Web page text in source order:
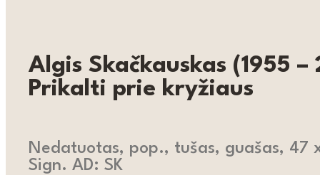
Algis Skačkauskas (1955
Prikalti prie kryžiaus
Nedatuotas, pop., tušas, guašas, 47
Sign. AD: SK